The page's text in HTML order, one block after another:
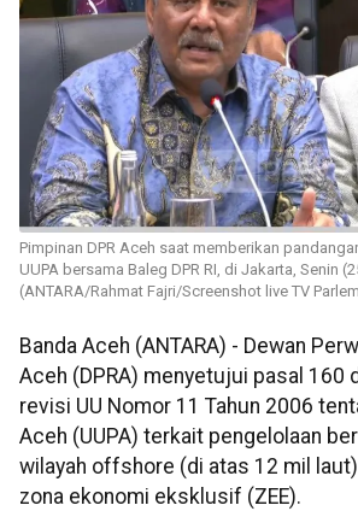
Pimpinan DPR Aceh saat memberikan
UUPA bersama Baleg DPR RI, di Jakarta, Senin
(ANTARA/Rahmat Fajri/Screenshot live TV
Banda Aceh (ANTARA) - Dewan
Aceh (DPRA) menyetujui pasal 160
revisi UU Nomor 11 Tahun 2006
Aceh (UUPA) terkait pengelolaan
wilayah offshore (di atas 12 mil
zona ekonomi eksklusif (ZEE).